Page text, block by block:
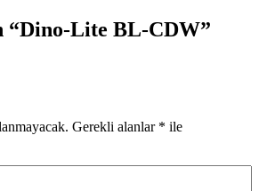
“Dino-Lite BL-CDW”
Gerekli alanlar * ile